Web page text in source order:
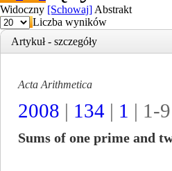
Widoczny [Schowaj] Abstrakt
Liczba wyników
Artykuł - szczegóły
Acta Arithmetica
2008 | 134 | 1 | 1-9
Sums of one prime and